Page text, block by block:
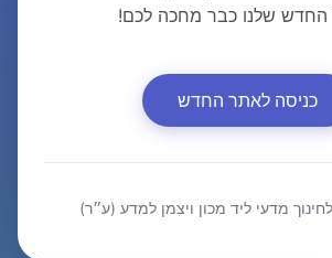
שלנו כבר מחכה לכם!
כניסה לאתר החדש
לחינוך מדעי ליד מכון ויצמן למדע (ע״ר)